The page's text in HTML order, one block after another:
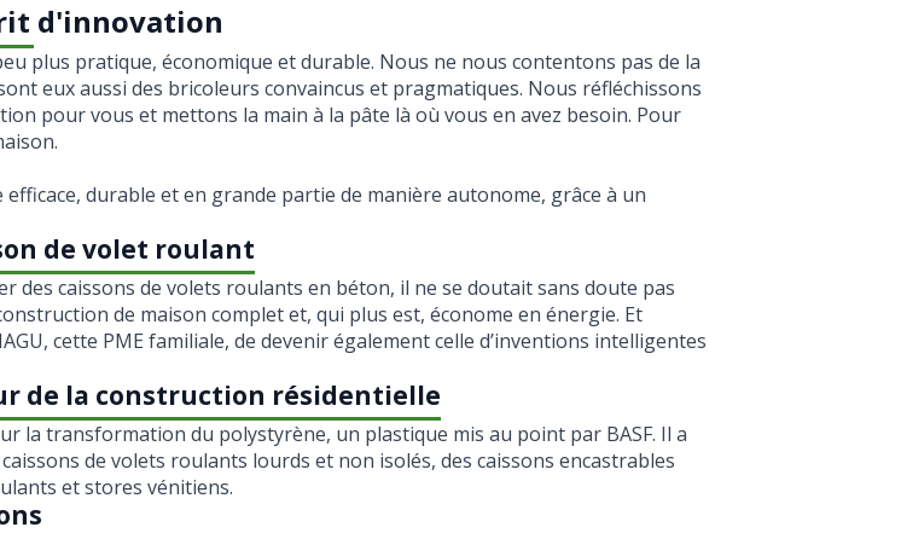
d'innovation
plus pratique, économique et durable. Nous ne nous contentons pas de la
eux aussi des bricoleurs convaincus et pragmatiques. Nous réfléchissons
pour vous et mettons la main à la pâte là où vous en avez besoin. Pour
durable et en grande partie de manière autonome, grâce à un
de volet roulant
des caissons de volets roulants en béton, il ne se doutait sans doute pas
de maison complet et, qui plus est, économe en énergie. Et
cette PME familiale, de devenir également celle d’inventions intelligentes
de la construction résidentielle
la transformation du polystyrène, un plastique mis au point par BASF. Il a
de volets roulants lourds et non isolés, des caissons encastrables
et stores vénitiens.